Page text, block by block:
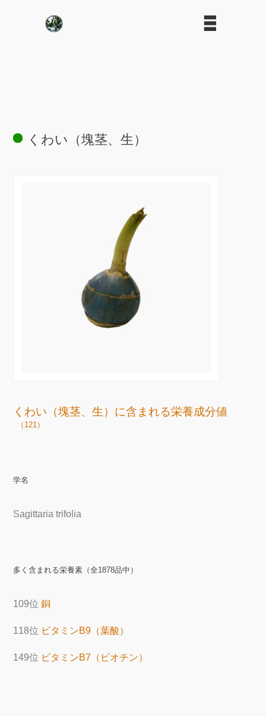
くわい（塊茎、生）
くわい（塊茎、生）に含まれる栄養成分値
（121）
学名
Sagittaria trifolia
多く含まれる栄養素（全1878品中）
109位銅
118位 ビタミンB9（葉酸）
149位 ビタミンB7（ビオチン）